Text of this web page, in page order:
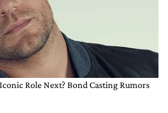
Teresa Casas.